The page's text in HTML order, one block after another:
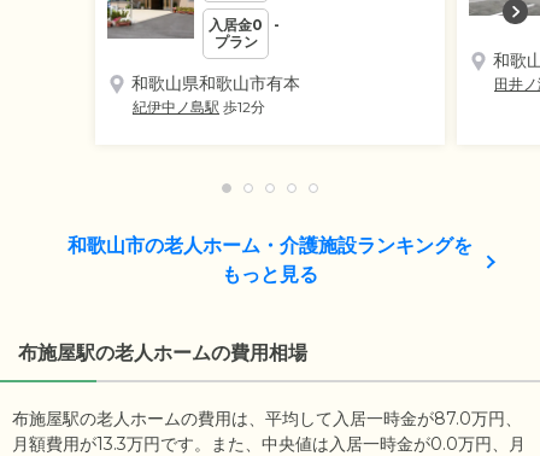
入居金0
プラン
-
和歌山県和歌山市有本
紀伊中ノ島駅 歩12分
和歌
田井
和歌山市の老人ホーム・介護施設ランキングを
もっと見る
布施屋駅の老人ホームの費用相場
布施屋駅の老人ホームの費用は、平均して入居一時金が87.0万円、
月額費用が13.3万円です。また、中央値は入居一時金が0.0万円、月